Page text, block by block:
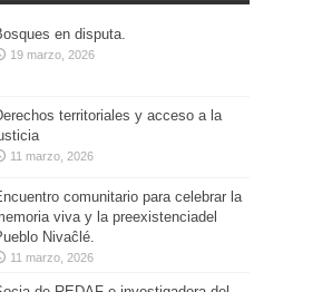
en disputa.
19 marzo, 2026
territoriales y acceso a la
11 marzo, 2026
comunitario para celebrar la
viva y la preexistenciadel
Nivaĉlé.
11 marzo, 2026